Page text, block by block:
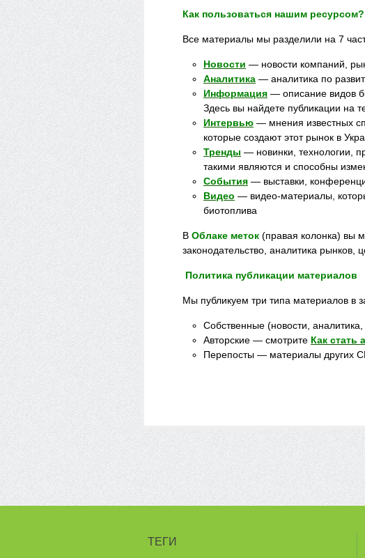
Как пользоваться нашим ресурсом?
Все материалы мы разделили на 7
Новости — новости компаний,
Аналитика — аналитика по
Информация — описание видов
Здесь вы найдете публикации на
Интервью — мнения известных
которые создают этот рынок в
Тренды — новинки, технологии,
такими являются и способны
События — выставки,
Видео — видео-материалы,
биотоплива
В Облаке меток (правая колонка) вы
законодательство, аналитика рынков,
Политика публикации материалов
Мы публикуем три типа материалов в
Собственные (новости,
Авторские — смотрите Как стать
Перепосты — материалы других
ТЕГИ